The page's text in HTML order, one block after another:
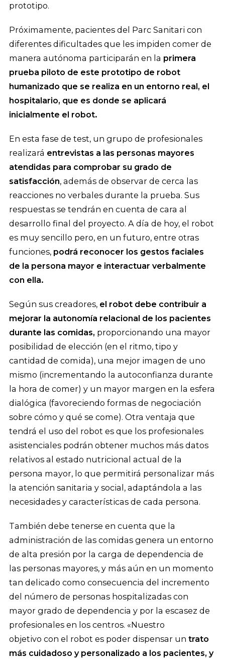
prototipo.
Próximamente, pacientes del Parc Sanitari con
diferentes dificultades que les impiden comer de
manera autónoma participarán en la primera
prueba piloto de este prototipo de robot
humanizado que se realiza en un entorno real, el
hospitalario, que es donde se aplicará
inicialmente el robot.
En esta fase de test, un grupo de profesionales
realizará entrevistas a las personas mayores
atendidas para comprobar su grado de
satisfacción, además de observar de cerca las
reacciones no verbales durante la prueba. Sus
respuestas se tendrán en cuenta de cara al
desarrollo final del proyecto. A día de hoy, el robot
es muy sencillo pero, en un futuro, entre otras
funciones, podrá reconocer los gestos faciales
de la persona mayor e interactuar verbalmente
con ella.
Según sus creadores, el robot debe contribuir a
mejorar la autonomía relacional de los pacientes
durante las comidas, proporcionando una mayor
posibilidad de elección (en el ritmo, tipo y
cantidad de comida), una mejor imagen de uno
mismo (incrementando la autoconfianza durante
la hora de comer) y un mayor margen en la esfera
dialógica (favoreciendo formas de negociación
sobre cómo y qué se come). Otra ventaja que
tendrá el uso del robot es que los profesionales
asistenciales podrán obtener muchos más datos
relativos al estado nutricional actual de la
persona mayor, lo que permitirá personalizar más
la atención sanitaria y social, adaptándola a las
necesidades y características de cada persona.
También debe tenerse en cuenta que la
administración de las comidas genera un entorno
de alta presión por la carga de dependencia de
las personas mayores, y más aún en un momento
tan delicado como consecuencia del incremento
del número de personas hospitalizadas con
mayor grado de dependencia y por la escasez de
profesionales en los centros. «Nuestro
objetivo con el robot es poder dispensar un trato
más cuidadoso y personalizado a los pacientes, y